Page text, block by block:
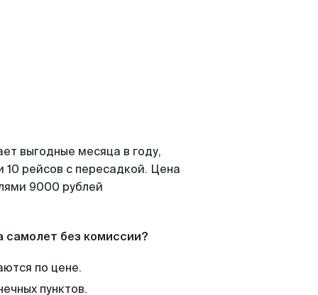
выгодные месяца в году,
рейсов с пересадкой. Цена
9000 рублей
самолет без комиссии?
по цене.
пунктов.